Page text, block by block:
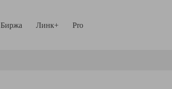
Биржа Линк+ Pro